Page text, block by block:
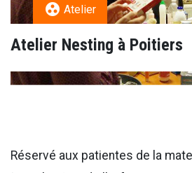
group_work Atelier
Atelier Nesting à Poitiers
Réservé aux patientes de la